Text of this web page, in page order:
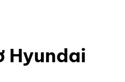
Hyundai